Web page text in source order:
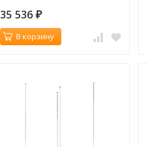
35 536 ₽
В корзину